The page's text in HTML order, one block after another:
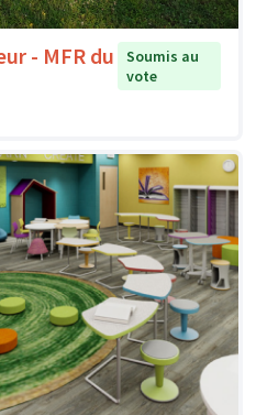
- MFR du
Soumis au
vote